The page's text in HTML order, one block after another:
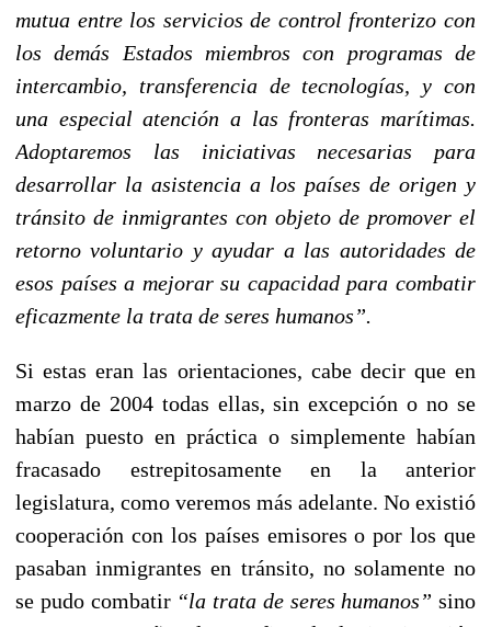
mutua entre los servicios de control fronterizo con
los demás Estados miembros con programas de
intercambio, transferencia de tecnologías, y con
una especial atención a las fronteras marítimas.
Adoptaremos las iniciativas necesarias para
desarrollar la asistencia a los países de origen y
tránsito de inmigrantes con objeto de promover el
retorno voluntario y ayudar a las autoridades de
esos países a mejorar su capacidad para combatir
eficazmente la trata de seres humanos”.
Si estas eran las orientaciones, cabe decir que en
marzo de 2004 todas ellas, sin excepción o no se
habían puesto en práctica o simplemente habían
fracasado estrepitosamente en la anterior
legislatura, como veremos más adelante. No existió
cooperación con los países emisores o por los que
pasaban inmigrantes en tránsito, no solamente no
se pudo combatir “la trata de seres humanos” sino